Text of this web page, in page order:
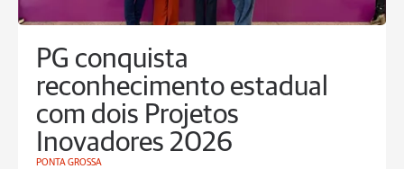
PG conquista
reconhecimento estadual
com dois Projetos
Inovadores 2026
PONTA GROSSA